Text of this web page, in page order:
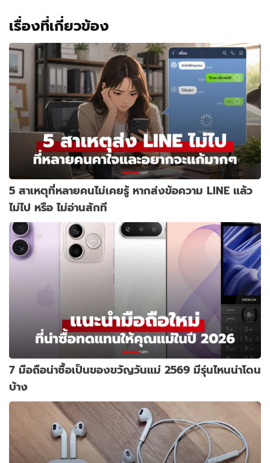
เรื่องที่เกี่ยวข้อง
5 สาเหตุที่หลายคนไม่เคยรู้ หากส่งข้อความ LINE แล้ว
ไม่ไป หรือ ไม่อ่านสักที
7 มือถือน่าซื้อเป็นของขวัญวันแม่ 2569 มีรุ่นไหนน่าโดน
บ้าง